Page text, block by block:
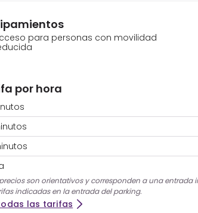
para personas con movilidad
por hora
son orientativos y corresponden a una entrada
indicadas en la entrada del parking.
las tarifas